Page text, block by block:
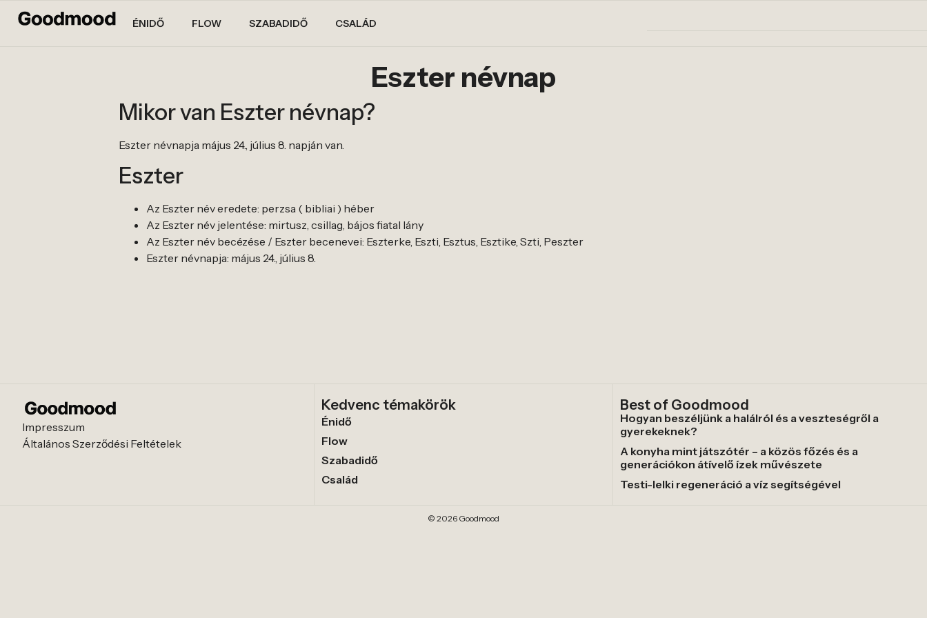
ÉNIDŐ FLOW SZABADIDŐ CSALÁD
Eszter névnap
Mikor van Eszter névnap?
Eszter névnapja május 24., július 8. napján van.
Eszter
Az Eszter név eredete: perzsa ( bibliai ) héber
Az Eszter név jelentése: mirtusz, csillag, bájos fiatal lány
Az Eszter név becézése / Eszter becenevei: Eszterke, Eszti, Esztus, Esztike, Szti, Peszter
Eszter névnapja: május 24., július 8.
Impresszum
Általános Szerződési Feltételek
Kedvenc témakörök
Énidő
Flow
Szabadidő
Család
Best of Goodmood
Hogyan beszéljünk a halálról és a veszteségről a
gyerekeknek?
A konyha mint játszótér – a közös főzés és a
generációkon átívelő ízek művészete
Testi-lelki regeneráció a víz segítségével
© 2026 Goodmood